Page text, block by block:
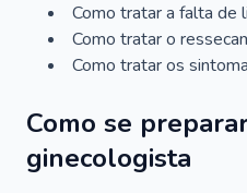
Como tratar a falta de
Como tratar o
Como tratar os
Como se
ginecologista